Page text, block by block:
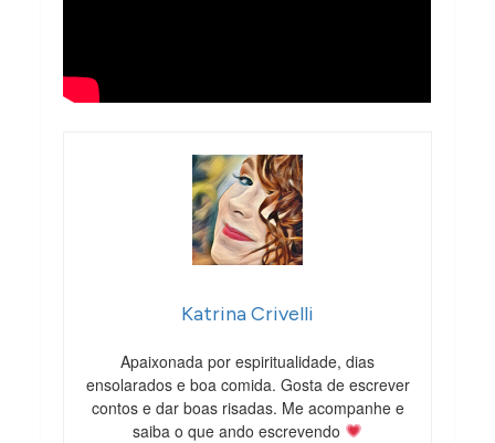
Katrina Crivelli
Apaixonada por espiritualidade, dias
ensolarados e boa comida. Gosta de escrever
contos e dar boas risadas. Me acompanhe e
saiba o que ando escrevendo